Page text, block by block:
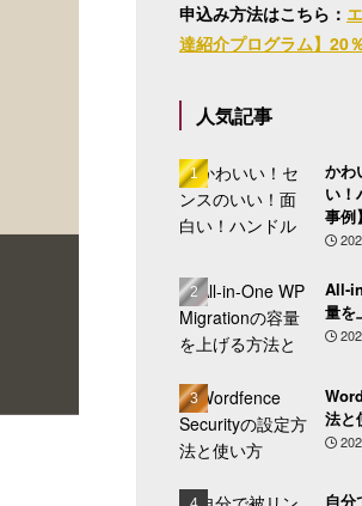
申込み方法はこちら：
達紹介プログラム】20
人気記事
かわ
い！
事例】
All-
量を
法と
自分